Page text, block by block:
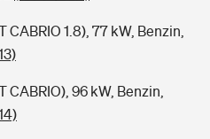
CABRIO 1.8), 77 kW, Benzin,
CABRIO), 96 kW, Benzin,